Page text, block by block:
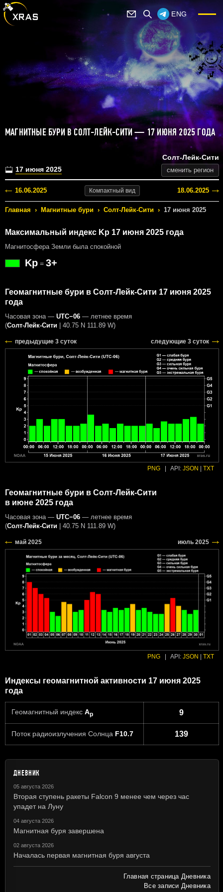
ENG
МАГНИТНЫЕ БУРИ В СОЛТ-ЛЕЙК-СИТИ — 17 ИЮНЯ 2025 ГОДА
17 июня 2025
Солт-Лейк-Сити
сменить регион
16.06.2025 Компактный вид 18.06.2025
Главная › Магнитные бури › Солт-Лейк-Сити › 17 июня 2025
Максимальный индекс Kp 17 июня 2025 года
Магнитосфера Земли была спокойной
Kp = 3+
Геомагнитные бури в Солт-Лейк-Сити 17 июня 2025
года
Часовая зона — UTC−06 — летнее время
(Солт-Лейк-Сити | 40.75 N 111.89 W)
предыдущие 3 суток следующие 3 суток
PNG API: JSON TXT
Геомагнитные бури в Солт-Лейк-Сити
в июне 2025 года
Часовая зона — UTC−06 — летнее время
(Солт-Лейк-Сити 40.75 N 111.89 W)
PNG API: JSON TXT
Индексы геомагнитной активности 17 июня 2025
года
Геомагнитный индекс Ap 9
Поток радиоизлучения Солнца F10.7 139
ДНЕВНИК
05 августа 2026
Вторая ступень ракеты Falcon 9 менее чем через час
упадет на Луну
04 августа 2026
Магнитная буря завершена
02 августа 2026
Началась первая магнитная буря августа
Главная страница Дневника
Все записи Дневника